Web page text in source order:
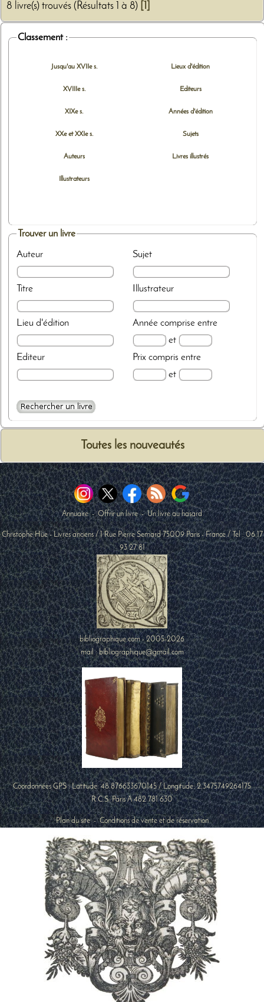
8 livre(s) trouvés (Résultats 1 à 8)
Classement :
Jusqu'au XVIIe s.
XVIIIe s.
XIXe s.
XXe et XXIe s.
Auteurs
Illustrateurs
Lieux d'édition
Editeurs
Années d'édition
Sujets
Livres illustrés
Trouver un livre
Auteur
Titre
Lieu d'édition
Editeur
Sujet
Illustrateur
Annéecomprise entre
et
Prixcompris entre
et
Toutes les nouveautés
Annuaire-Offrir un livre-Un livre au hasard
Christophe Hüe - Livres anciens /1 Rue Pierre Semard 75009 Paris-France / Tel :06 17
93 27 81
bibliographique.com - 2005-2026
mail : bibliographique@gmail.com
Coordonnées GPS : Latitude:48.876633670145/ Longitude:2.3475749264175
R.C.S. Paris A 482 781 630
Plan du site-Conditions de vente et de réservation